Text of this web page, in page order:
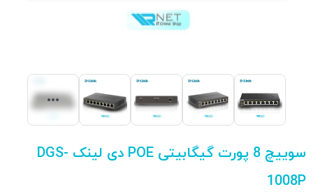
سوییچ 8 پورت گیگابیتی POE دی لینک DGS-
1008P